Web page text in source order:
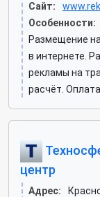
Сайт:
Особенности:
Размещение
в интернете.
рекламы на
расчёт.
центр
Адрес: